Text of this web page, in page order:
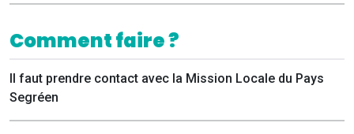
Comment faire ?
Il faut prendre contact avec la Mission Locale du Pays
Segréen